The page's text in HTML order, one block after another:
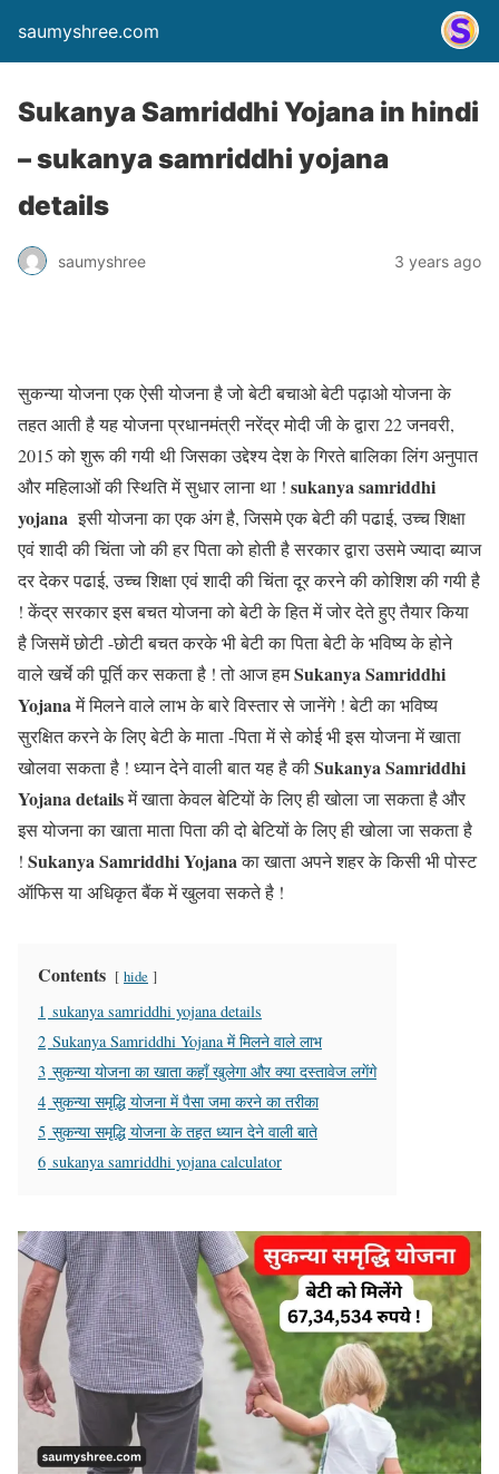
saumyshree.com
Sukanya Samriddhi Yojana in hindi
– sukanya samriddhi yojana
details
saumyshree 3 years ago
सुकन्या योजना एक ऐसी योजना है जो बेटी बचाओ बेटी पढ़ाओ योजना के
तहत आती है यह योजना प्रधानमंत्री नरेंद्र मोदी जी के द्वारा 22 जनवरी,
2015 को शुरू की गयी थी जिसका उद्देश्य देश के गिरते बालिका लिंग अनुपात
और महिलाओं की स्थिति में सुधार लाना था ! sukanya samriddhi
yojanaइसी योजना का एक अंग है, जिसमे एक बेटी की पढाई, उच्च शिक्षा
एवं शादी की चिंता जो की हर पिता को होती है सरकार द्वारा उसमे ज्यादा ब्याज
दर देकर पढाई, उच्च शिक्षा एवं शादी की चिंता दूर करने की कोशिश की गयी है
! केंद्र सरकार इस बचत योजना को बेटी के हित में जोर देते हुए तैयार किया
है जिसमें छोटी -छोटी बचत करके भी बेटी का पिता बेटी के भविष्य के होने
वाले खर्चे की पूर्ति कर सकता है ! तो आज हमSukanya Samriddhi
Yojanaमें मिलने वाले लाभ के बारे विस्तार से जानेंगे ! बेटी का भविष्य
सुरक्षित करने के लिए बेटी के माता -पिता में से कोई भी इस योजना में खाता
खोलवा सकता है ! ध्यान देने वाली बात यह है कीSukanya Samriddhi
Yojana detailsमें खाता केवल बेटियों के लिए ही खोला जा सकता है और
इस योजना का खाता माता पिता की दो बेटियों के लिए ही खोला जा सकता है
! Sukanya Samriddhi Yojanaका खाता अपने शहर के किसी भी पोस्ट
ऑफिस या अधिकृत बैंक में खुलवा सकते है !
Contents hide
1 sukanya samriddhi yojana details
2 Sukanya Samriddhi Yojana में मिलने वाले लाभ
3 सुकन्या योजना का खाता कहाँ खुलेगा और क्या दस्तावेज लगेंगे
4 सुकन्या समृद्धि योजना में पैसा जमा करने का तरीका
5 सुकन्या समृद्धि योजना के तहत ध्यान देने वाली बाते
6 sukanya samriddhi yojana calculator